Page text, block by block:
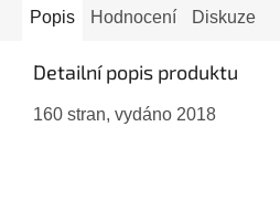
Popis Hodnocení Diskuze
Detailní popis produktu
160 stran, vydáno 2018